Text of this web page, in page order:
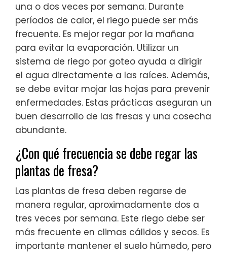
una o dos veces por semana. Durante
períodos de calor, el riego puede ser más
frecuente. Es mejor regar por la mañana
para evitar la evaporación. Utilizar un
sistema de riego por goteo ayuda a dirigir
el agua directamente a las raíces. Además,
se debe evitar mojar las hojas para prevenir
enfermedades. Estas prácticas aseguran un
buen desarrollo de las fresas y una cosecha
abundante.
¿Con qué frecuencia se debe regar las
plantas de fresa?
Las plantas de fresa deben regarse de
manera regular, aproximadamente dos a
tres veces por semana. Este riego debe ser
más frecuente en climas cálidos y secos. Es
importante mantener el suelo húmedo, pero